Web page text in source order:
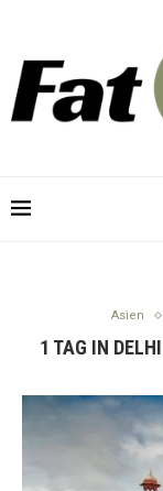
Asien
1 TAG IN